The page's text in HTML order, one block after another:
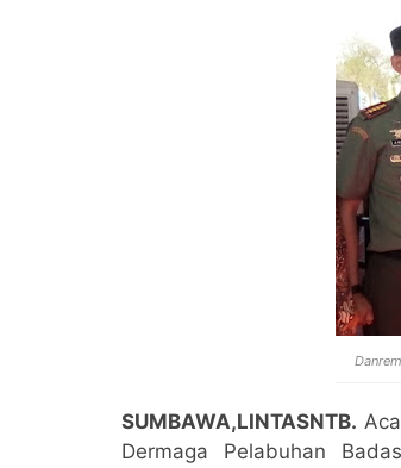
SUMBAWA,LINTASNTB.
Dermaga Pelabuhan